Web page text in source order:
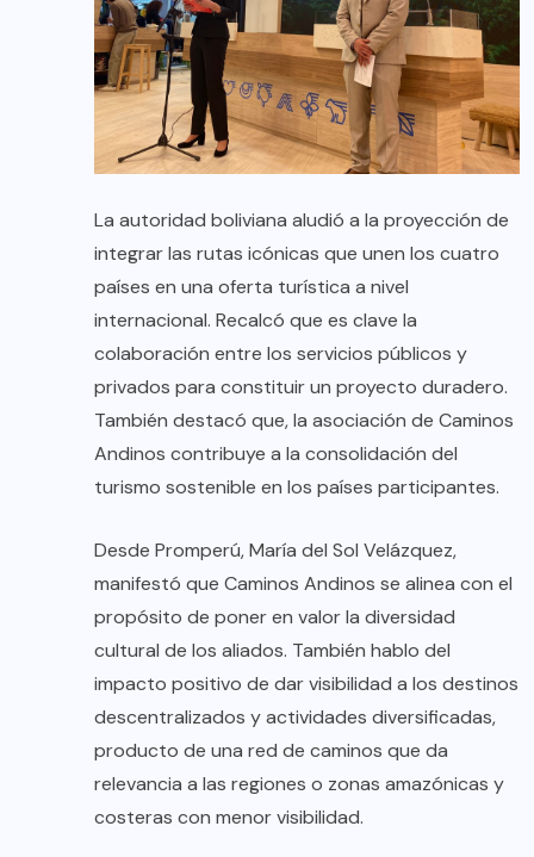
La autoridad boliviana aludió a la proyección de
integrar las rutas icónicas que unen los cuatro
países en una oferta turística a nivel
internacional. Recalcó que es clave la
colaboración entre los servicios públicos y
privados para constituir un proyecto duradero.
También destacó que, la asociación de Caminos
Andinos contribuye a la consolidación del
turismo sostenible en los países participantes.
Desde Promperú, María del Sol Velázquez,
manifestó que Caminos Andinos se alinea con el
propósito de poner en valor la diversidad
cultural de los aliados. También hablo del
impacto positivo de dar visibilidad a los destinos
descentralizados y actividades diversificadas,
producto de una red de caminos que da
relevancia a las regiones o zonas amazónicas y
costeras con menor visibilidad.